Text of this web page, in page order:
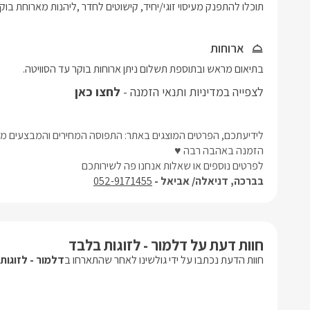
תוכלו להתפנק מעיסוי זוגי/יחיד, קישוטים לחדר ,ליהנות מארוחת
ארוחות
בתיאום מראש ובתוספת תשלום ניתן ארוחות בוקר עד הסוויטה.
לצפייה במדיניות ותנאי הזמנה - לחצו כאן
לידיעתכם, הפרטים המוצגים באתר: התפוסה המחירים והמבצעים
הזמנה באהבה רבה ♥
לפרטים נוספים או שאלות אנחנו פה לשירותכם
בברכה, דניאלה/ אביאל - 052-9171455
חוות דעת על דלמור - לזוגות בלבד
חוות הדעת נכתבו על ידי גולשינו לאחר שהתארחו בדלמור -